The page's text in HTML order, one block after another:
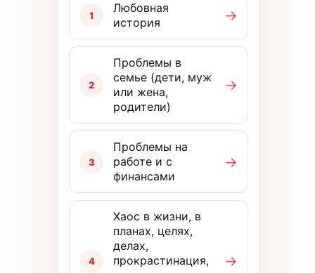
1
Любовная
история
→
2
Проблемы в
семье (дети, муж
или жена,
родители)
→
3
Проблемы на
работе и с
финансами
→
4
Хаос в жизни, в
планах, целях,
делах,
прокрастинация,
→